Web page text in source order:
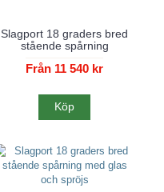
Slagport 18 graders bred
stående spårning
Från 11 540 kr
Köp